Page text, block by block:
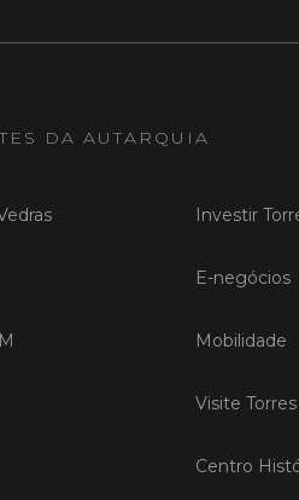
DA AUTARQUIA
Investir
E-negócios
Mobilidade
Visite
Centro